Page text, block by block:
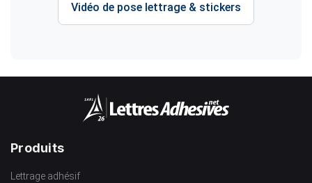
Vidéo de pose lettrage & stickers
Produits
Lettrage adhésif